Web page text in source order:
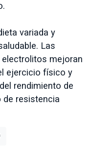
variada y
Las
mejoran
ejercicio físico y
rendimiento de
de resistencia